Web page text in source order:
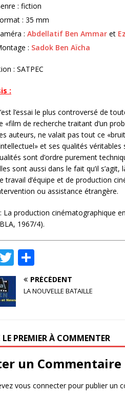
: fiction
: 35 mm
: Abdellatif Ben Ammar et
: Sadok Ben Aïcha
: SATPEC
:
l’essai le plus controversé de
«film de recherche traitant d’un
auteurs, ne valait pas tout ce
et ses qualités
sont d’ordre purement
sont aussi dans le fait qu’il
travail d’équipe et de production
ou assistance étrangère.
La production cinématographique
1967/4).
T
w
it
te
ar
ta
r
PRÉCÉDENT
LA NOUVELLE BATAILLE
LE PREMIER À COMMENTER
un Commentaire
vous connecterpour publier un